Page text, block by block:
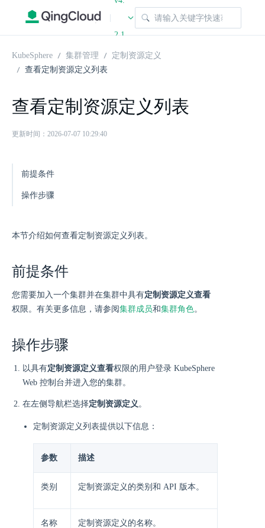
|
2.1
KubeSphere 集群管理
定制资源定义
查看定制资源定义列表
查看定制资源定义列表
更新时间：2026-07-07 10:29:40
前提条件
操作步骤
本节介绍如何查看定制资源定义列表。
前提条件
您需要加入一个集群并在集群中具有定制资源定义查看
权限。有关更多信息，请参阅集群成员和集群角色。
操作步骤
以具有定制资源定义查看权限的用户登录 KubeSphere
Web 控制台并进入您的集群。
在左侧导航栏选择定制资源定义。
定制资源定义列表提供以下信息：
参数 描述
类别 定制资源定义的类别和 API 版本。
名称 定制资源定义的名称。